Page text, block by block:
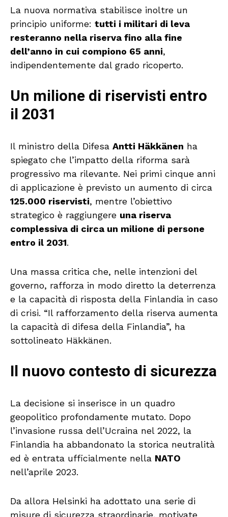
La nuova normativa stabilisce inoltre un
principio uniforme: tutti i militari di leva
resteranno nella riserva fino alla fine
dell’anno in cui compiono 65 anni,
indipendentemente dal grado ricoperto.
Un milione di riservisti entro
il 2031
Il ministro della Difesa Antti Häkkänen ha
spiegato che l’impatto della riforma sarà
progressivo ma rilevante. Nei primi cinque anni
di applicazione è previsto un aumento di circa
125.000 riservisti, mentre l’obiettivo
strategico è raggiungere una riserva
complessiva di circa un milione di persone
entro il 2031.
Una massa critica che, nelle intenzioni del
governo, rafforza in modo diretto la deterrenza
e la capacità di risposta della Finlandia in caso
di crisi. “Il rafforzamento della riserva aumenta
la capacità di difesa della Finlandia”, ha
sottolineato Häkkänen.
Il nuovo contesto di sicurezza
La decisione si inserisce in un quadro
geopolitico profondamente mutato. Dopo
l’invasione russa dell’Ucraina nel 2022, la
Finlandia ha abbandonato la storica neutralità
ed è entrata ufficialmente nella NATO
nell’aprile 2023.
Da allora Helsinki ha adottato una serie di
misure di sicurezza straordinarie, motivate